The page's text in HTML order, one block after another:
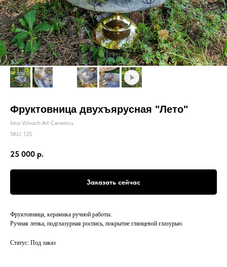
Фруктовница двухъярусная "Лето"
Irina Volvach Art Ceramics
SKU: 125
25 000 р.
Заказать сейчас
Фруктовница, керамика ручной работы.
Ручная лепка, подглазурная роспись, покрытие глянцевой глазурью.
Статус: Под заказ